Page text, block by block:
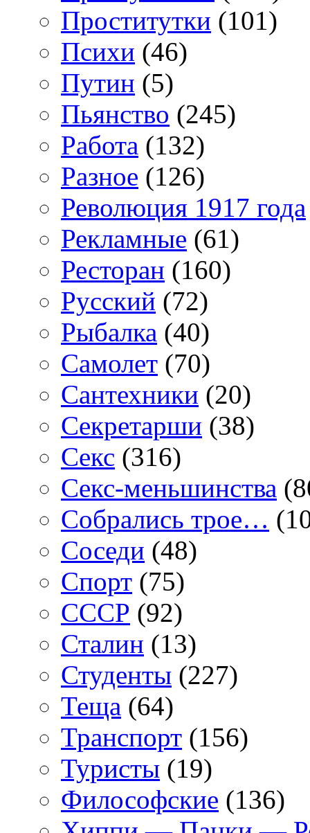
Проститутки (101)
Психи (46)
Путин (5)
Пьянство (245)
Работа (132)
Разное (126)
Революция 1917 года
Рекламные (61)
Ресторан (160)
Русский (72)
Рыбалка (40)
Самолет (70)
Сантехники (20)
Секретарши (38)
Секс (316)
Секс-меньшинства
Собрались трое…
Соседи (48)
Спорт (75)
СССР (92)
Сталин (13)
Студенты (227)
Теща (64)
Транспорт (156)
Туристы (19)
Философские (136)